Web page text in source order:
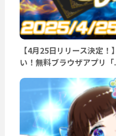
【4月25日リリース決定
い！無料ブラウザアプリ